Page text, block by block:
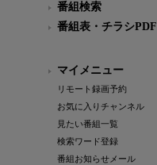
番組検索
番組表・チラシPDF
マイメニュー
リモート録画予約
お気に入りチャンネル
見たい番組一覧
検索ワード登録
番組お知らせメール